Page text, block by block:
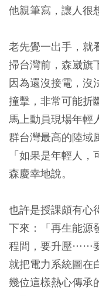
他親筆寫，讓人很
老先覺一出手，就
掃台灣前，森崴旗
因為還沒接電，沒
撞擊，非常可能折
馬上動員現場年輕
群台灣最高的陸域
「如果是年輕人
森慶幸地說。
也許是授課頗有心
下來：「再生能源
程間，要升壓……
就把電力系統圖在
幾位這樣熱心傳承